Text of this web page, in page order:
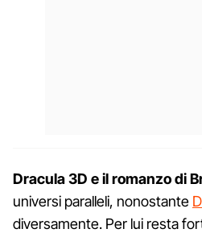
Dracula 3D e il romanzo di
universi paralleli, nonostante
diversamente. Per lui resta